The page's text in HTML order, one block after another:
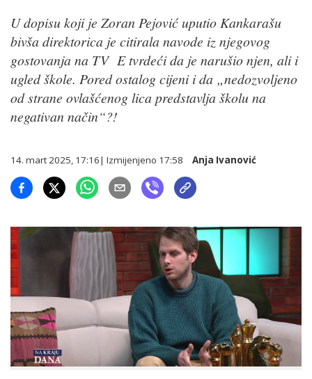
U dopisu koji je Zoran Pejović uputio Kankarašu
bivša direktorica je citirala navode iz njegovog
gostovanja na TV E tvrdeći da je narušio njen, ali i
ugled škole. Pored ostalog cijeni i da „nedozvoljeno
od strane ovlašćenog lica predstavlja školu na
negativan način“?!
14. mart 2025, 17:16| Izmijenjeno 17:58 Anja Ivanović